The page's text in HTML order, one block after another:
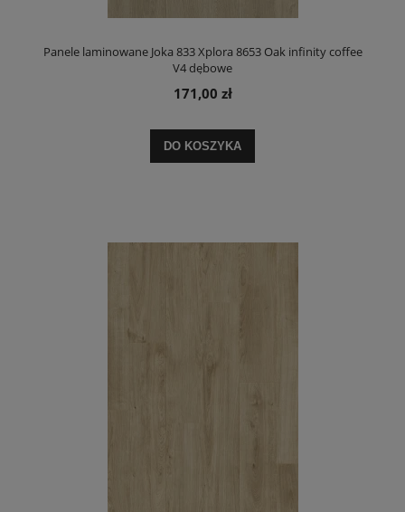
Panele laminowane Joka 833 Xplora 8653 Oak infinity coffee
V4 dębowe
171,00 zł
DO KOSZYKA